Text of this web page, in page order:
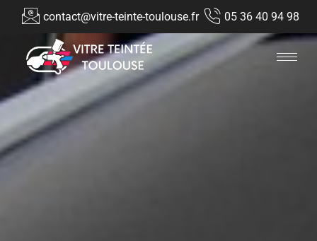
contact@vitre-teinte-toulouse.fr 05 36 40 94 98